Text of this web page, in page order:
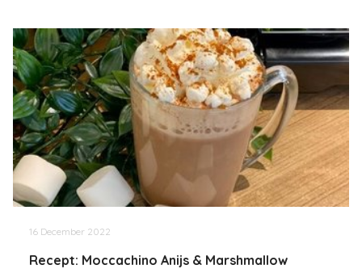
16 December 2022
Recept: Moccachino Anijs & Marshmallow